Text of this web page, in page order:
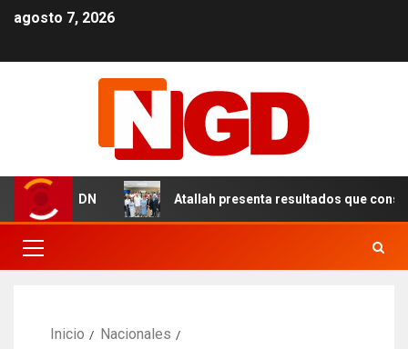
agosto 7, 2026
en el DN Atallah presenta resultados que
Inicio
Nacionales